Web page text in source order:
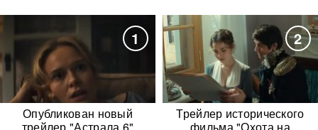
1
Опубликован новый
трейлер "Астрала 6"
2
Трейлер исторического
фильма "Охота на